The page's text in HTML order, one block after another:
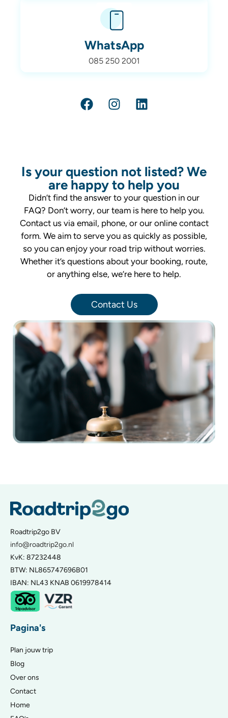
WhatsApp
085 250 2001
Is your question not listed? We
are happy to help you
Didn’t find the answer to your question in our
FAQ? Don’t worry, our team is here to help you.
Contact us via email, phone, or our online contact
form. We aim to serve you as quickly as possible,
so you can enjoy your road trip without worries.
Whether it’s questions about your booking, route,
or anything else, we’re here to help.
Contact Us
Roadtrip2go BV
info@roadtrip2go.nl
KvK: 87232448
BTW: NL865747696B01
IBAN: NL43 KNAB 0619978414
Pagina's
Plan jouw trip
Blog
Over ons
Contact
Home